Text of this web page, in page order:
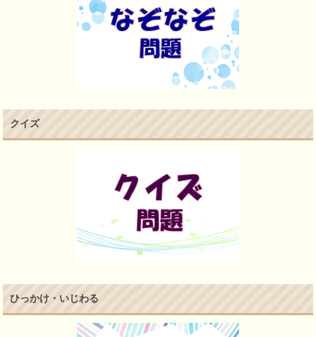
クイズ
ひっかけ・いじわる